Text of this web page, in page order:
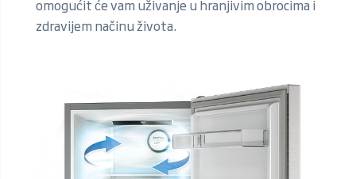
omogućit će vam uživanje u hranjivim obrocima i
zdravijem načinu života.